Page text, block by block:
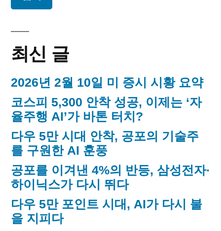
독
운
동
가
김
최신 글
2026년 2월 10일 미 증시 시황 요약
코스피 5,300 안착 성공, 이제는 ‘자
율주행 AI’가 바톤 터치?
다우 5만 시대 안착, 공포의 기술주
를 구원한 AI 훈풍
공포를 이겨낸 4%의 반등, 삼성전자·
하이닉스가 다시 뛰다
다우 5만 포인트 시대, AI가 다시 불
을 지피다